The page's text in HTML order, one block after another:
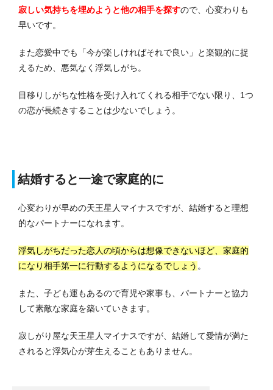
寂しい気持ちを埋めようと他の相手を探すので、心変わりも
早いです。
また恋愛中でも「今が楽しければそれで良い」と楽観的に捉
えるため、悪気なく浮気しがち。
目移りしがちな性格を受け入れてくれる相手でない限り、1つ
の恋が長続きすることは少ないでしょう。
結婚すると一途で家庭的に
心変わりが早めの天王星人マイナスですが、結婚すると理想
的なパートナーになれます。
浮気しがちだった恋人の頃からは想像できないほど、家庭的
になり相手第一に行動するようになるでしょう 。
また、子ども運もあるので育児や家事も、パートナーと協力
して素敵な家庭を築いていきます。
寂しがり屋な天王星人マイナスですが、結婚して愛情が満た
されると浮気心が芽生えることもありません。